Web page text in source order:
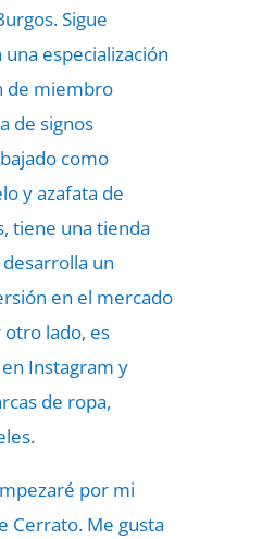
Sigue
especialización
de miembro
de signos
como
y azafata de
tiene una tienda
un
en el mercado
lado, es
Instagram y
de ropa,
por mi
Cerrato. Me gusta